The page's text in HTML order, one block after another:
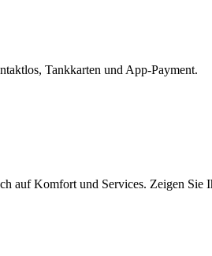
Tankkarten und App-Payment.
auf Komfort und Services. Zeigen